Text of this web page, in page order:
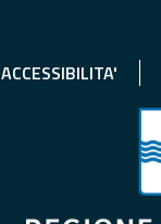
ACCESSIBILITA'